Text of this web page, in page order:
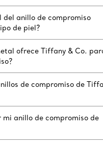
del anillo de compromiso
de piel?
ofrece Tiffany & Co.
de compromiso de
mi anillo de compromiso de